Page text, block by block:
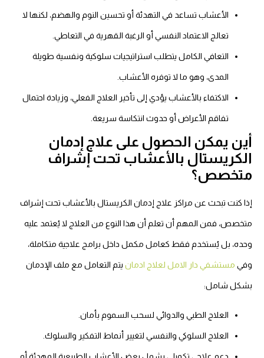
الأعشاب تساعد في التهدئة أو تحسين النوم والهضم، لكنها لا
تعالج الاعتماد النفسي أو الرغبة القهرية في التعاطي.
التعافي الكامل يتطلب استراتيجيات سلوكية ونفسية طويلة
المدى، وهو ما لا توفره الأعشاب.
الاكتفاء بالأعشاب يؤدي إلى تأخير العلاج الفعلي، وزيادة احتمال
تفاقم الأعراض أو حدوث انتكاسة سريعة.
أين يمكن الحصول على علاج إدمان
الكريستال بالأعشاب تحت إشراف
متخصص؟
إذا كنت تبحث عن مراكز علاج إدمان الكريستال بالأعشاب تحت إشراف
متخصص، فمن المهم أن تعلم أن هذا النوع من العلاج لا يُعتمد عليه
وحده، بل يُستخدم فقط كعامل مكمل داخل برامج علاجية متكاملة،
وفي مستشفي دار الامل لعلاج ادمان يتم التعامل مع ملف الإدمان
بشكل شامل:
العلاج الطبي والدوائي لسحب السموم بأمان.
العلاج السلوكي والنفسي لتغيير أنماط التفكير والسلوك.